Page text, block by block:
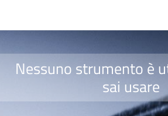
Nessuno strumento è
sai usare